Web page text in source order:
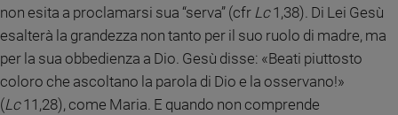
e
spettacoli
Sanremo
2026
non esita a proclamarsi sua “serva” (cfr Lc1,38). Di Lei Gesù
esalterà la grandezza non tanto per il suo ruolo di madre, ma
per la sua obbedienza a Dio. Gesù disse: «Beati piuttosto
coloro che ascoltano la parola di Dio e la osservano!»
(Lc11,28), come Maria. E quando non comprende